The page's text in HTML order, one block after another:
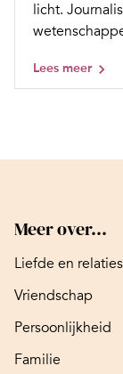
licht.
Lees meer
Meer over...
Liefde en relaties
Vriendschap
Persoonlijkheid
Familie